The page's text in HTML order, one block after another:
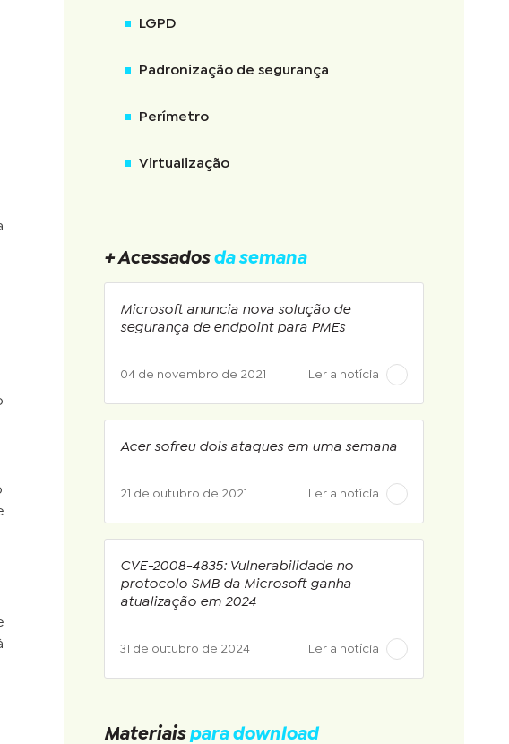
LGPD
Padronização de segurança
Perímetro
Virtualização
+ Acessados da semana
Microsoft anuncia nova solução de
segurança de endpoint para PMEs
04 de novembro de 2021 Ler a notícia
Acer sofreu dois ataques em uma semana
21 de outubro de 2021 Ler a notícia
CVE-2008-4835: Vulnerabilidade no
protocolo SMB da Microsoft ganha
atualização em 2024
31 de outubro de 2024 Ler a notícia
Materiais para download